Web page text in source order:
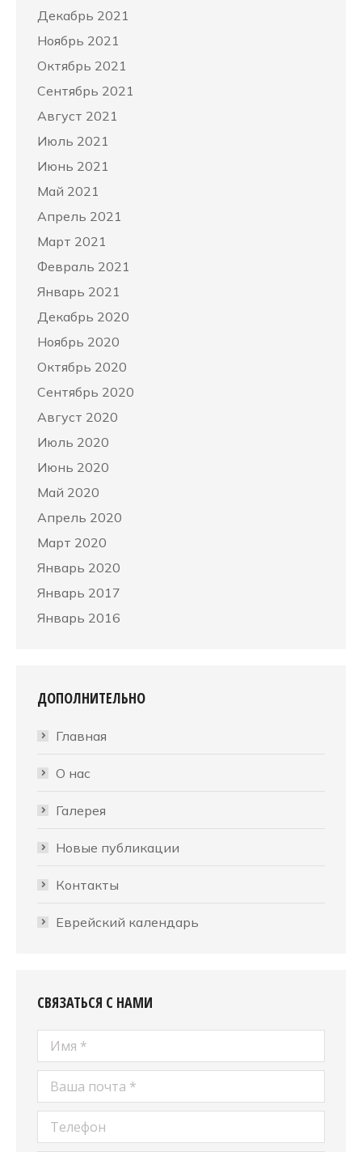
Декабрь 2021
Ноябрь 2021
Октябрь 2021
Сентябрь 2021
Август 2021
Июль 2021
Июнь 2021
Май 2021
Апрель 2021
Март 2021
Февраль 2021
Январь 2021
Декабрь 2020
Ноябрь 2020
Октябрь 2020
Сентябрь 2020
Август 2020
Июль 2020
Июнь 2020
Май 2020
Апрель 2020
Март 2020
Январь 2020
Январь 2017
Январь 2016
ДОПОЛНИТЕЛЬНО
Главная
О нас
Галерея
Новые публикации
Контакты
Еврейский календарь
СВЯЗАТЬСЯ С НАМИ
Имя *
Ваша почта *
Телефон